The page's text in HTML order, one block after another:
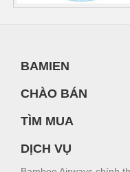
BAMIEN
CHÀO BÁN
TÌM MUA
DỊCH VỤ